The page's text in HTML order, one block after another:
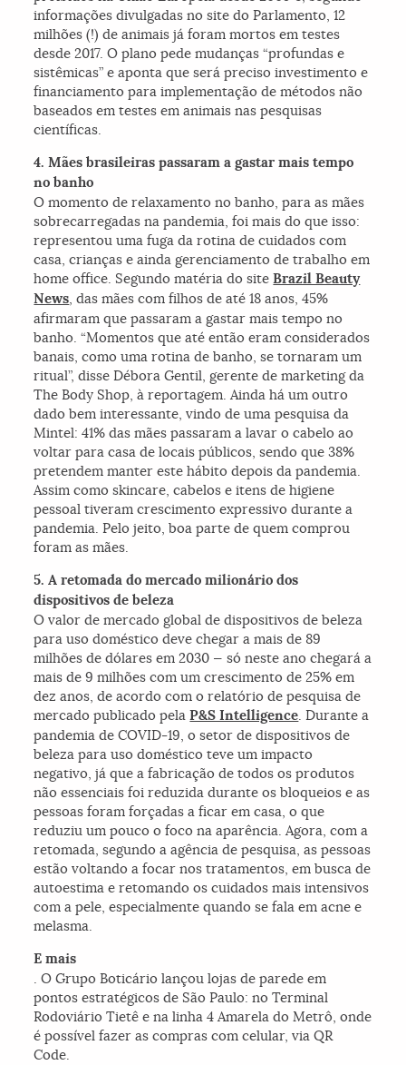
informações divulgadas no site do Parlamento, 12
milhões (!) de animais já foram mortos em testes
desde 2017. O plano pede mudanças “profundas e
sistêmicas” e aponta que será preciso investimento e
financiamento para implementação de métodos não
baseados em testes em animais nas pesquisas
científicas.
4. Mães brasileiras passaram a gastar mais tempo
no banho
O momento de relaxamento no banho, para as mães
sobrecarregadas na pandemia, foi mais do que isso:
representou uma fuga da rotina de cuidados com
casa, crianças e ainda gerenciamento de trabalho em
home office. Segundo matéria do siteBrazil Beauty
News, das mães com filhos de até 18 anos, 45%
afirmaram que passaram a gastar mais tempo no
banho. “Momentos que até então eram considerados
banais, como uma rotina de banho, se tornaram um
ritual”, disse Débora Gentil, gerente de marketing da
The Body Shop, à reportagem. Ainda há um outro
dado bem interessante, vindo de uma pesquisa da
Mintel: 41% das mães passaram a lavar o cabelo ao
voltar para casa de locais públicos, sendo que 38%
pretendem manter este hábito depois da pandemia.
Assim como skincare, cabelos e itens de higiene
pessoal tiveram crescimento expressivo durante a
pandemia. Pelo jeito, boa parte de quem comprou
foram as mães.
5. A retomada do mercado milionário dos
dispositivos de beleza
O valor de mercado global de dispositivos de beleza
para uso doméstico deve chegar a mais de 89
milhões de dólares em 2030 — só neste ano chegará a
mais de 9 milhões com um crescimento de 25% em
dez anos, de acordo com o relatório de pesquisa de
mercado publicado pelaP&S Intelligence. Durante a
pandemia de COVID-19, o setor de dispositivos de
beleza para uso doméstico teve um impacto
negativo, já que a fabricação de todos os produtos
não essenciais foi reduzida durante os bloqueios e as
pessoas foram forçadas a ficar em casa, o que
reduziu um pouco o foco na aparência. Agora, com a
retomada, segundo a agência de pesquisa, as pessoas
estão voltando a focar nos tratamentos, em busca de
autoestima e retomando os cuidados mais intensivos
com a pele, especialmente quando se fala em acne e
melasma.
E mais
. O Grupo Boticário lançou lojas de parede em
pontos estratégicos de São Paulo: no Terminal
Rodoviário Tietê e na linha 4 Amarela do Metrô, onde
é possível fazer as compras com celular, via QR
Code.